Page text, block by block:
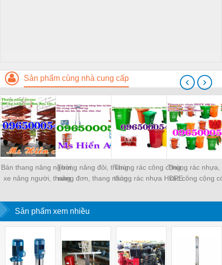
Sản phẩm cùng nhà cung cấp
Bán thang nâng người,
xe nâng người, thang
Thang nâng đôi, thang
nâng đơn, thang nâng
Thùng rác công cộng,
thùng rác nhựa HDPE
Thùng rác nhựa,
rác công cộng
‹ ›
Sản phẩm xem nhiều